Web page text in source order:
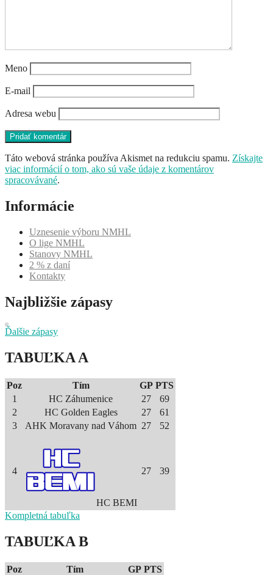
Meno
E-mail
Adresa webu
Táto webová stránka používa Akismet na redukciu spamu. Získajte
viac informácií o tom, ako sú vaše údaje z komentárov
spracovávané.
Informácie
Uznesenie výboru NMHL
O lige NMHL
Stanovy NMHL
2 % z daní
Kontakty
Najbližšie zápasy
Ďalšie zápasy
TABUĽKA A
Poz Tím GP PTS
1
HC Záhumenice 27
69
2
HC Golden Eagles 27
61
3
AHK Moravany nad Váhom 27 52
4
HC BEMI
27 39
Kompletná tabuľka
TABUĽKA B
Poz Tím GP PTS